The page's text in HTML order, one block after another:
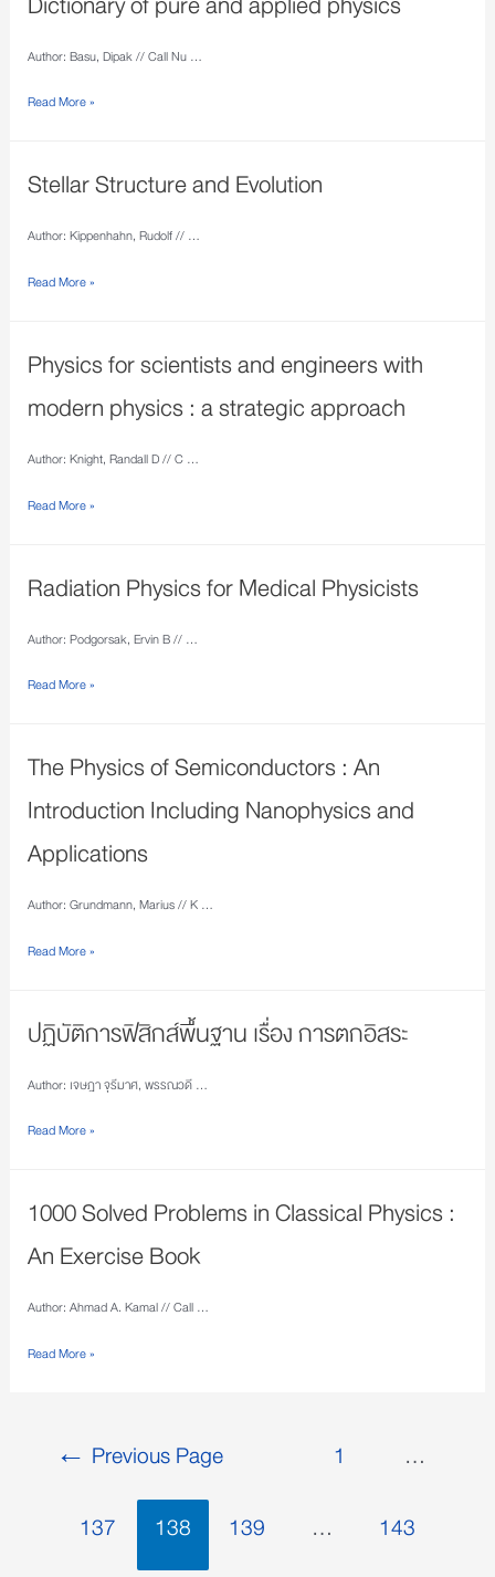
Dictionary of pure and applied physics
Author: Basu, Dipak // Call Nu …
Read More »
Stellar Structure and Evolution
Author: Kippenhahn, Rudolf // …
Read More »
Physics for scientists and engineers with
modern physics : a strategic approach
Author: Knight, Randall D // C …
Read More »
Radiation Physics for Medical Physicists
Author: Podgorsak, Ervin B // …
Read More »
The Physics of Semiconductors : An
Introduction Including Nanophysics and
Applications
Author: Grundmann, Marius // K …
Read More »
ปฏิบัติการฟิสิกส์พื้นฐาน เรื่อง การตกอิสระ
Author: เจษฎา จุรีมาศ, พรรณวดี …
Read More »
1000 Solved Problems in Classical Physics :
An Exercise Book
Author: Ahmad A. Kamal // Call …
Read More »
← Previous Page …
137 138 139 … 143